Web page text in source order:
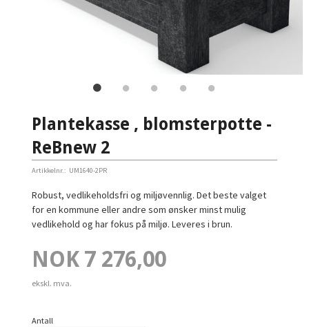
Plantekasse , blomsterpotte -
ReBnew 2
Artikkelnr.: UM1640-2PR
Robust, vedlikeholdsfri og miljøvennlig. Det beste valget
for en kommune eller andre som ønsker minst mulig
vedlikehold og har fokus på miljø. Leveres i brun.
Pris
NOK 7 276,00
ekskl. mva.
Antall